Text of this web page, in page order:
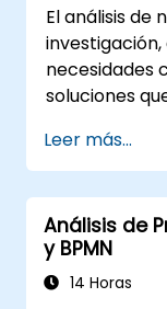
El análisis de
necesidades
soluciones
gestión del
el diseño de
análisis de
garantizar
procesales u
objetivos y
Leer más...
Análisis de
y BPMN
14 Horas